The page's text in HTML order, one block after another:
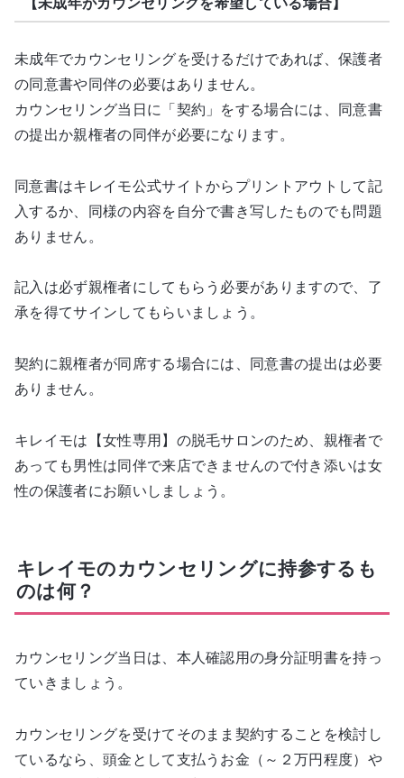
未成年でカウンセリングを受けるだけであれば、保護者
の同意書や同伴の必要はありません。
カウンセリング当日に「契約」をする場合には、同意書
の提出か親権者の同伴が必要になります。
同意書はキレイモ公式サイトからプリントアウトして記
入するか、同様の内容を自分で書き写したものでも問題
ありません。
記入は必ず親権者にしてもらう必要がありますので、了
承を得てサインしてもらいましょう。
契約に親権者が同席する場合には、同意書の提出は必要
ありません。
キレイモは【女性専用】の脱毛サロンのため、親権者で
あっても男性は同伴で来店できませんので付き添いは女
性の保護者にお願いしましょう。
キレイモのカウンセリングに持参するも
のは何？
カウンセリング当日は、本人確認用の身分証明書を持っ
ていきましょう。
カウンセリングを受けてそのまま契約することを検討し
ているなら、頭金として支払うお金（～２万円程度）や